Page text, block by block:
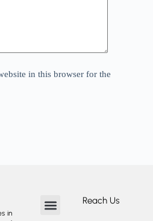
in this browser for the
in
Reach Us